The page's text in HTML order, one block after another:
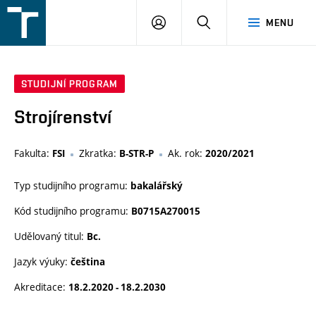
v
MENU
PŘIHLÁŠENÍ
STUDIJNÍ PROGRAM
Strojírenství
Fakulta: FSI Zkratka: B-STR-P Ak. rok: 2020/2021
Typ studijního programu: bakalářský
Kód studijního programu: B0715A270015
Udělovaný titul: Bc.
Jazyk výuky: čeština
Akreditace: 18.2.2020 - 18.2.2030